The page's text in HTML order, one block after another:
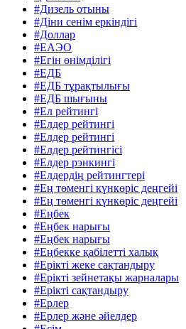
#Дизель отыны
#Діни сенім еркіндігі
#Доллар
#ЕАЭО
#Егін өнімділігі
#ЕДБ
#ЕДБ тұрақтылығы
#ЕДБ шығыны
#Ел рейтингі
#Елдер рейтингі
#Елдер рейтингі
#Елдер рейтингісі
#Елдер рэнкингі
#Елдердің рейтингтері
#Ең төменгі күнкөріс деңгейі
#Ең төменгі күнкөріс деңгейі
#Еңбек
#Еңбек нарығы
#Еңбек нарығы
#Еңбекке қабілетті халық
#Ерікті жеке сақтандыру
#Ерікті зейнетақы жарналары
#Ерікті сақтандыру
#Ерлер
#Ерлер және әйелдер